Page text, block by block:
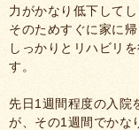
力がかなり低下してし
そのためすぐに家に
しっかりとリハビリ
す。
先日1週間程度の入院
が、その1週間でかな